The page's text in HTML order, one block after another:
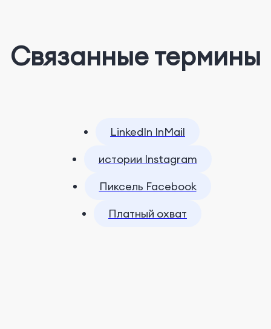
Связанные термины
LinkedIn InMail
истории Instagram
Пиксель Facebook
Платный охват